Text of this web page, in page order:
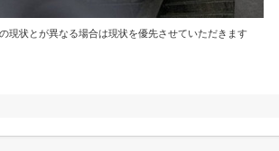
現状とが異なる場合は現状を優先させていただきます